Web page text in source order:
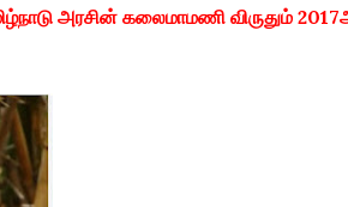
அரசின் கலைமாமணி விருதும்